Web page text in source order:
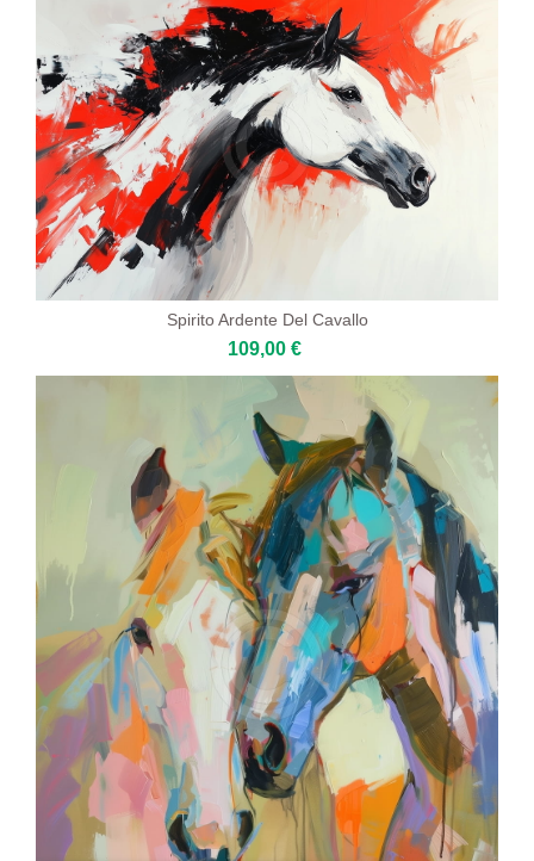
Spirito Ardente Del Cavallo
109,00 €